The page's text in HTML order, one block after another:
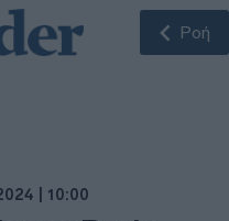
Ροή
| 10:00